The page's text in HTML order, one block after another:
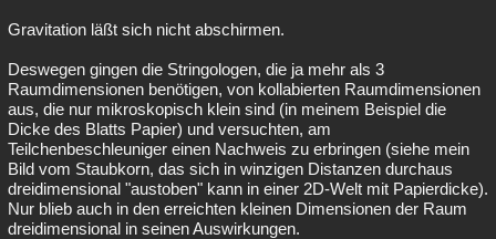
Gravitation läßt sich nicht abschirmen.
Deswegen gingen die Stringologen, die ja mehr als 3
Raumdimensionen benötigen, von kollabierten Raumdimensionen
aus, die nur mikroskopisch klein sind (in meinem Beispiel die
Dicke des Blatts Papier) und versuchten, am
Teilchenbeschleuniger einen Nachweis zu erbringen (siehe mein
Bild vom Staubkorn, das sich in winzigen Distanzen durchaus
dreidimensional "austoben" kann in einer 2D-Welt mit Papierdicke).
Nur blieb auch in den erreichten kleinen Dimensionen der Raum
dreidimensional in seinen Auswirkungen.